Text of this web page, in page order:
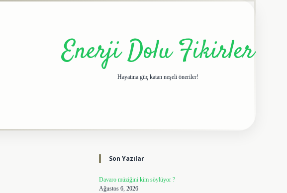
Enerji Dolu Fikirler
Hayatına güç katan neşeli öneriler!
Sidebar
Son Yazılar
Davaro müziğini kim söylüyor ?
Ağustos 6, 2026